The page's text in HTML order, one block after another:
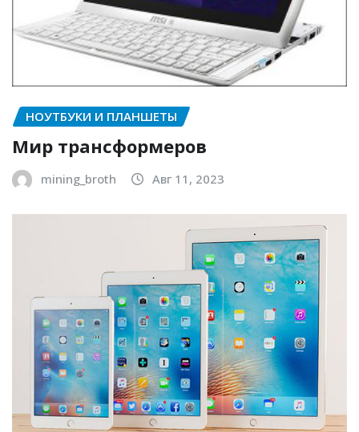
НОУТБУКИ И ПЛАНШЕТЫ
Мир трансформеров
mining_broth Авг 11, 2023